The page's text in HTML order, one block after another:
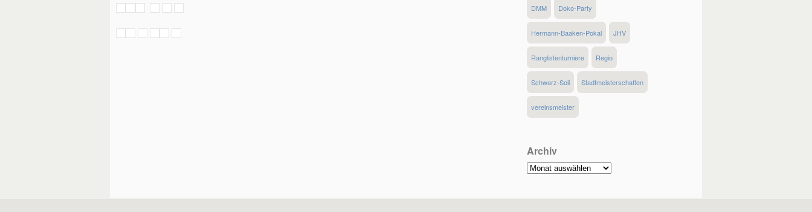
DMM Doko-Party
Hermann-Baaken-Pokal JHV
Ranglistenturniere Regio
Schwarz-Soli Stadtmeisterschaften
vereinsmeister
Archiv
Archiv